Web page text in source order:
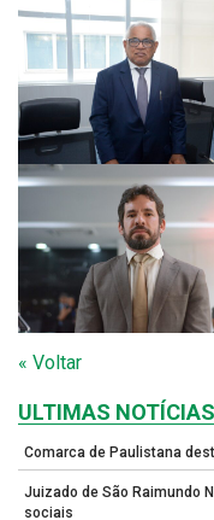
« Voltar
ULTIMAS NOTÍCIAS
Comarca de Paulistana
Juizado de São Raimundo
sociais